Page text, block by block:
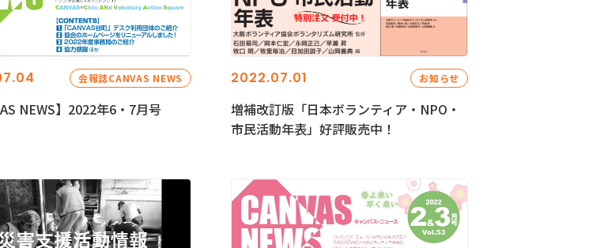
会報誌CANVAS NEWS
NEWS】2022年6・7月号
2022.07.01 お知らせ
増補改訂版「日本ボランティア・NPO・
市民活動年表」好評販売中！